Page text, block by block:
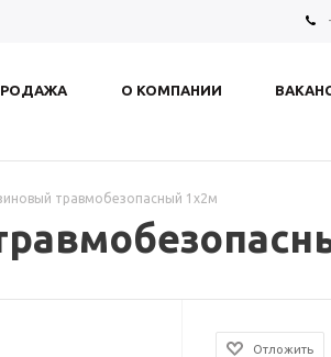
О КОМПАНИИ
травмобезопасный 1х2м
Отложить